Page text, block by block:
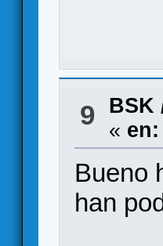
9 BSK
« en:
Bueno
han